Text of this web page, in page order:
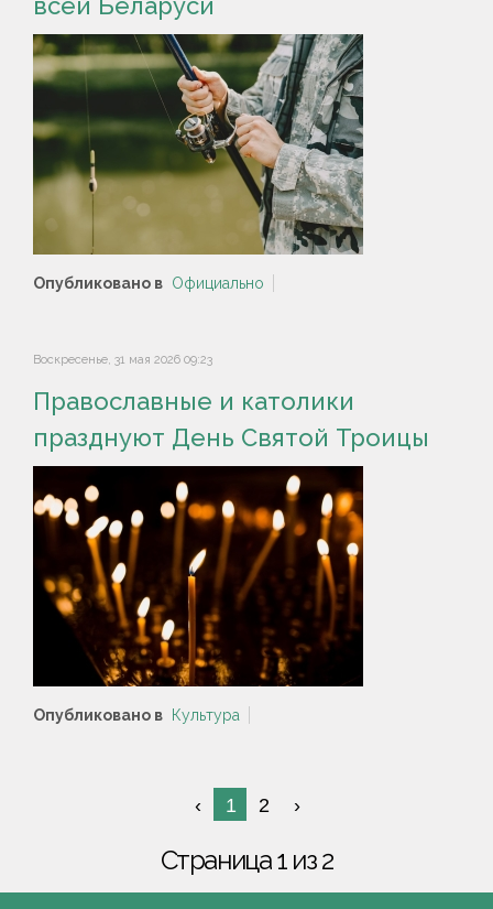
Опубликовано в Официально
Воскресенье, 31 мая 2026 09:23
Православные и католики
празднуют День Святой Троицы
Опубликовано в Культура
1 2
Страница 1 из 2